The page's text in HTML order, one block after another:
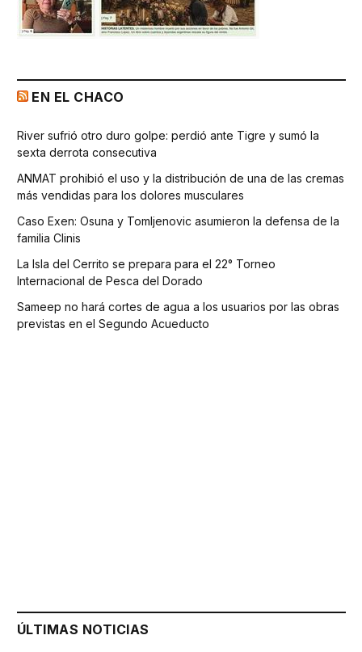
EN EL CHACO
River sufrió otro duro golpe: perdió ante Tigre y sumó la
sexta derrota consecutiva
ANMAT prohibió el uso y la distribución de una de las cremas
más vendidas para los dolores musculares
Caso Exen: Osuna y Tomljenovic asumieron la defensa de la
familia Clinis
La Isla del Cerrito se prepara para el 22° Torneo
Internacional de Pesca del Dorado
Sameep no hará cortes de agua a los usuarios por las obras
previstas en el Segundo Acueducto
ÚLTIMAS NOTICIAS